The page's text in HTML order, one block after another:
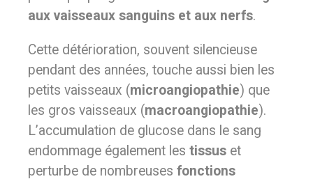
aux vaisseaux sanguins et aux nerfs.
Cette détérioration, souvent silencieuse
pendant des années, touche aussi bien les
petits vaisseaux (microangiopathie) que
les gros vaisseaux (macroangiopathie).
L’accumulation de glucose dans le sang
endommage également les tissus et
perturbe de nombreuses fonctions